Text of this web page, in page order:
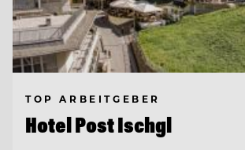
TOP ARBEITGEBER
Hotel Post Ischgl